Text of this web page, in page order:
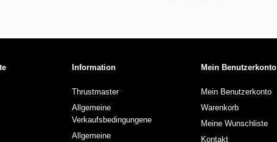
Information
Thrustmaster
Allgemeine
Verkaufsbedingungene
Allgemeine
Mein Benutzerkonto
Mein Benutzerkonto
Warenkorb
Meine Wunschliste
Kontakt